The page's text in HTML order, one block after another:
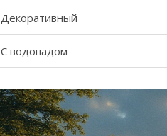
Декоративный
С водопадом